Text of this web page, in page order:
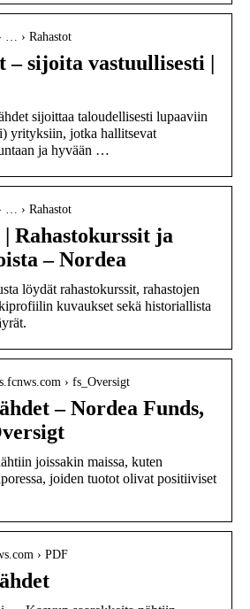
… › Rahastot
– sijoita vastuullisesti |
sijoittaa taloudellisesti lupaaviin
yrityksiin, jotka hallitsevat
ja hyvään …
… › Rahastot
Rahastokurssit ja
– Nordea
löydät rahastokurssit, rahastojen
kuvaukset sekä historiallista
› fs_Oversigt
– Nordea Funds,
joissakin maissa, kuten
joiden tuotot olivat positiiviset
› PDF